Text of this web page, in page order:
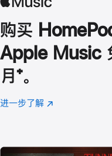
购买
Apple Music
月 脚
注
⁺。
进一步了解 Apple
(在
口